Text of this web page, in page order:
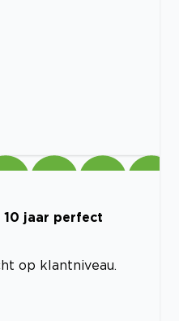
jaar perfect
op klantniveau.